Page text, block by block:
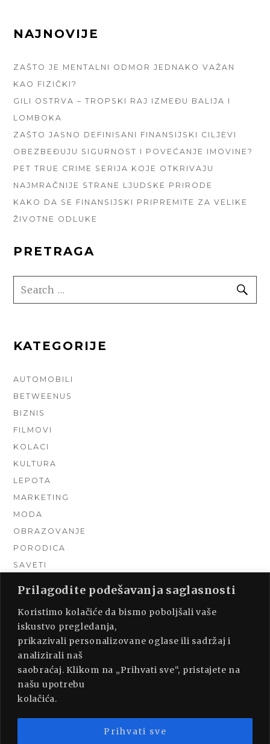
Prilagodite podešavanja saglasnosti
Koristimo kolačiće da bismo poboljšali vaše
iskustvo pregledanja,
prikazivali personalizovane oglase ili sadržaj i
analizirali naš
saobraćaj. Klikom na „Prihvati sve“, pristajete na
našu upotrebu
kolačića.
Prihvati sve
FOOTER
NAJNOVIJE
ZAŠTO JE MENTALNI ODMOR JEDNAKO VAŽAN
KAO FIZIČKI?
GILI OSTRVA – TROPSKI RAJ IZMEĐU BALIJA I
LOMBOKA
ZAŠTO JASNO DEFINISANI FINANSIJSKI CILJEVI
OBEZBEĐUJU SIGURNOST I POVEĆANJE IMOVINE?
PET TRUE CRIME SERIJA KOJE OTKRIVAJU
NAJMRAČNIJE STRANE LJUDSKE PRIRODE
KAKO DA SE FINANSIJSKI PRIPREMITE ZA VELIKE
ŽIVOTNE ODLUKE
PRETRAGA
SEARCH
FOR:
KATEGORIJE
AUTOMOBILI
BETWEENUS
BIZNIS
FILMOVI
KOLACI
KULTURA
LEPOTA
MARKETING
MODA
OBRAZOVANJE
PORODICA
SAVETI
TURIZAM
UNCATEGORIZED
URADI SAM
UREĐENJE DOMA
ZDRAVLJE